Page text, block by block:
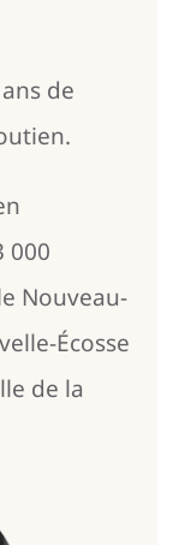
de
000
Nouveau-
Écosse
de la